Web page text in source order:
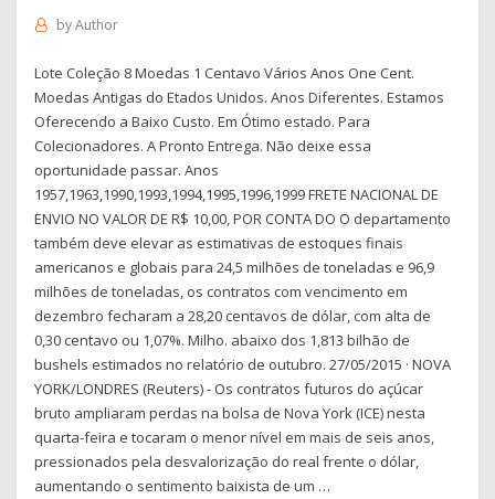
byAuthor
Lote Coleção 8 Moedas 1 Centavo Vários Anos One Cent.
Moedas Antigas do Etados Unidos. Anos Diferentes. Estamos
Oferecendo a Baixo Custo. Em Ótimo estado. Para
Colecionadores. A Pronto Entrega. Não deixe essa
oportunidade passar. Anos
1957,1963,1990,1993,1994,1995,1996,1999 FRETE NACIONAL DE
ENVIO NO VALOR DE R$ 10,00, POR CONTA DO O departamento
também deve elevar as estimativas de estoques finais
americanos e globais para 24,5 milhões de toneladas e 96,9
milhões de toneladas, os contratos com vencimento em
dezembro fecharam a 28,20 centavos de dólar, com alta de
0,30 centavo ou 1,07%. Milho. abaixo dos 1,813 bilhão de
bushels estimados no relatório de outubro. 27/05/2015 · NOVA
YORK/LONDRES (Reuters) - Os contratos futuros do açúcar
bruto ampliaram perdas na bolsa de Nova York (ICE) nesta
quarta-feira e tocaram o menor nível em mais de seis anos,
pressionados pela desvalorização do real frente o dólar,
aumentando o sentimento baixista de um …